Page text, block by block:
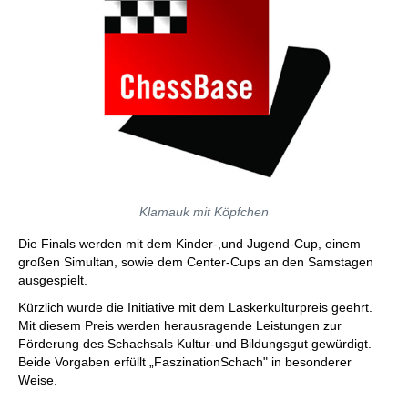
Klamauk mit Köpfchen
Die Finals werden mit dem Kinder-,und Jugend-Cup, einem
großen Simultan, sowie dem Center-Cups an den Samstagen
ausgespielt.
Kürzlich wurde die Initiative mit dem Laskerkulturpreis geehrt.
Mit diesem Preis werden herausragende Leistungen zur
Förderung des Schachsals Kultur-und Bildungsgut gewürdigt.
Beide Vorgaben erfüllt „FaszinationSchach" in besonderer
Weise.